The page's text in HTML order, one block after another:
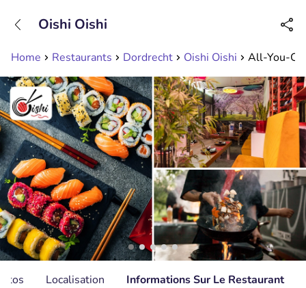
Disponible jusqu'à 23:00 heures
Home Restaurants Dordrecht Oishi Oishi All-You-
Oishi Oishi
Localisation Informations Sur Le Restaurant